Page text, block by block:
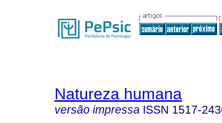
Natureza humana
versão impressa ISSN 1517-